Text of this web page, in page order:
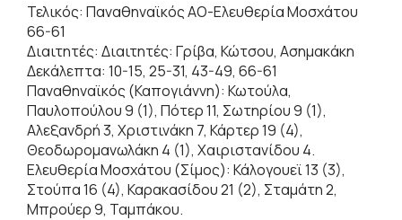
Τελικός: Παναθηναϊκός ΑΟ-Ελευθερία Μοσχάτου
66-61
Διαιτητές: Διαιτητές: Γρίβα, Κώτσου, Ασημακάκη
Δεκάλεπτα: 10-15, 25-31, 43-49, 66-61
Παναθηναϊκός (Καπογιάννη): Κωτούλα,
Παυλοπούλου 9 (1), Πότερ 11, Σωτηρίου 9 (1),
Αλεξανδρή 3, Χριστινάκη 7, Κάρτερ 19 (4),
Θεοδωρομανωλάκη 4 (1), Χαιριστανίδου 4.
Ελευθερία Μοσχάτου (Σίμος): Κάλογουεϊ 13 (3),
Στούπα 16 (4), Καρακασίδου 21 (2), Σταμάτη 2,
Μπρούερ 9, Ταμπάκου.